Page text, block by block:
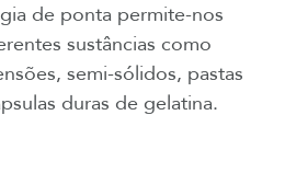
de ponta permite-nos
sustâncias como
semi-sólidos, pastas
duras de gelatina.